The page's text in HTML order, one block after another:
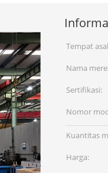
Tempat
Nama
Sertifikasi:
Nomor
Kuantitas
Harga: